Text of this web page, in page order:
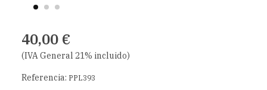
40,00 €
(IVA General 21% incluido)
Referencia: PPL393